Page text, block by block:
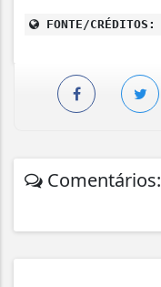
FONTE/CRÉDITOS:
Comentários: